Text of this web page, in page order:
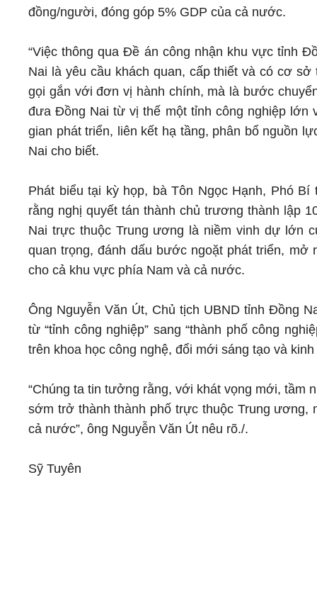
đồng/người, đóng góp 5% GDP của cả nước.
“Việc thông qua Đề án công nhận khu vực tỉnh
Nai là yêu cầu khách quan, cấp thiết và có cơ
gọi gắn với đơn vị hành chính, mà là bước
đưa Đồng Nai từ vị thế một tỉnh công nghiệp lớn
gian phát triển, liên kết hạ tầng, phân bổ nguồn
Nai cho biết.
Phát biểu tại kỳ họp, bà Tôn Ngọc Hạnh, Phó
rằng nghị quyết tán thành chủ trương thành lập
Nai trực thuộc Trung ương là niềm vinh dự lớn
quan trọng, đánh dấu bước ngoặt phát triển,
cho cả khu vực phía Nam và cả nước.
Ông Nguyễn Văn Út, Chủ tịch UBND tỉnh Đồng
từ “tỉnh công nghiệp” sang “thành phố công
trên khoa học công nghệ, đổi mới sáng tạo và
“Chúng ta tin tưởng rằng, với khát vọng mới,
sớm trở thành thành phố trực thuộc Trung
cả nước”, ông Nguyễn Văn Út nêu rõ./.
Sỹ Tuyên